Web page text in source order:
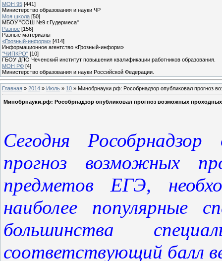
МОН 95 [441]
Министерство образования и науки ЧР
Моя школа [50]
МБОУ "СОШ №9 г.Гудермеса"
Разное [156]
Разные материалы
«Грозный-информ» [414]
Информационное агентство «Грозный-информ»
"ЧИПКРО" [10]
ГБОУ ДПО Чеченский институт повышения квалификации работников образования.
МОН РФ [4]
Министерство образования и науки Российской Федерации.
Главная » 2014 » Июль » 10 » Минобрнауки.рф: Рособрнадзор опубликовал прогноз
Минобрнауки.рф: Рособрнадзор опубликовал прогноз возможных
Сегодня Рособрнадзор
прогноз возможных
предметов ЕГЭ,
наиболее популярные
большинства
соответствующий балл